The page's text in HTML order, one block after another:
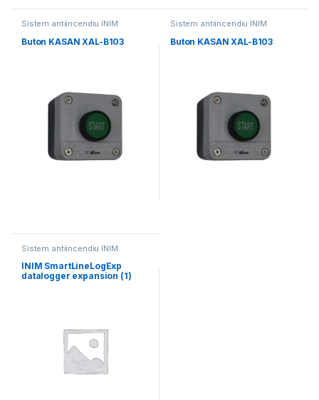
Sistem antiincendiu INIM
Buton KASAN XAL-B103
Sistem antiincendiu INIM
Buton KASAN XAL-B103
Sistem antiincendiu INIM
INIM SmartLineLogExp
datalogger expansion (1)